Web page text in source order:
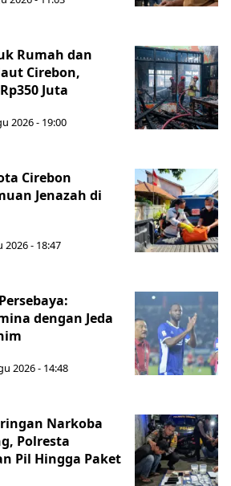
Rumah dan
Cirebon,
Juta
2026 - 19:00
Cirebon
Jenazah di
2026 - 18:47
dengan Jeda
2026 - 14:48
Narkoba
Polresta
Pil Hingga Paket